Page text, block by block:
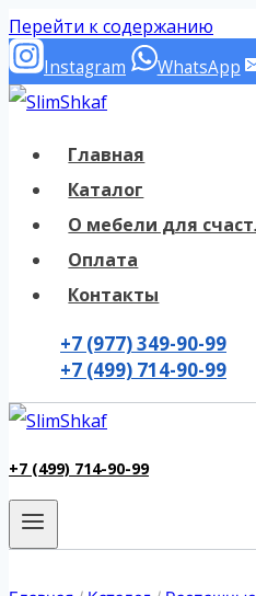
Перейти к содержанию
Instagram WhatsApp
Главная
Каталог
О мебели для
Оплата
Контакты
+7 (977) 349-90-99
+7 (499) 714-90-99
+7 (499) 714-90-99